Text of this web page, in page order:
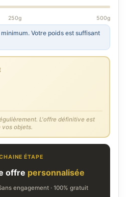
250g 500g
Votre poids est suffisant
L'offre définitive est
vos objets.
ÉTAPE
offre personnalisée
engagement · 100% gratuit